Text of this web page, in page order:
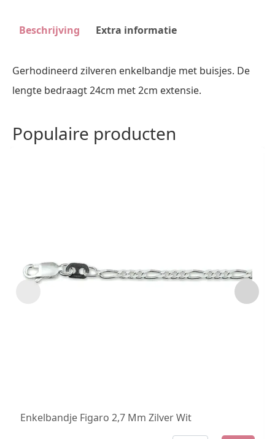
Beschrijving Extra informatie
Gerhodineerd zilveren enkelbandje met buisjes. De
lengte bedraagt 24cm met 2cm extensie.
Populaire producten
Enkelbandje Figaro 2,7 Mm Zilver Wit